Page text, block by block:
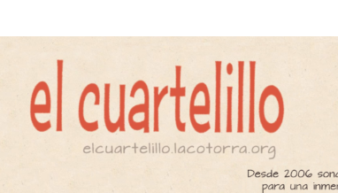
independiente. Podcast